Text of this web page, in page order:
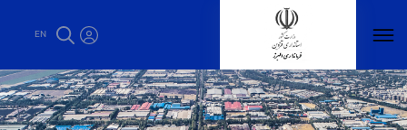
EN
استانداری قزوین - فرمانداری البرز